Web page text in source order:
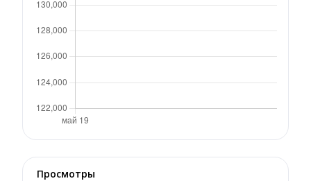
Просмотры